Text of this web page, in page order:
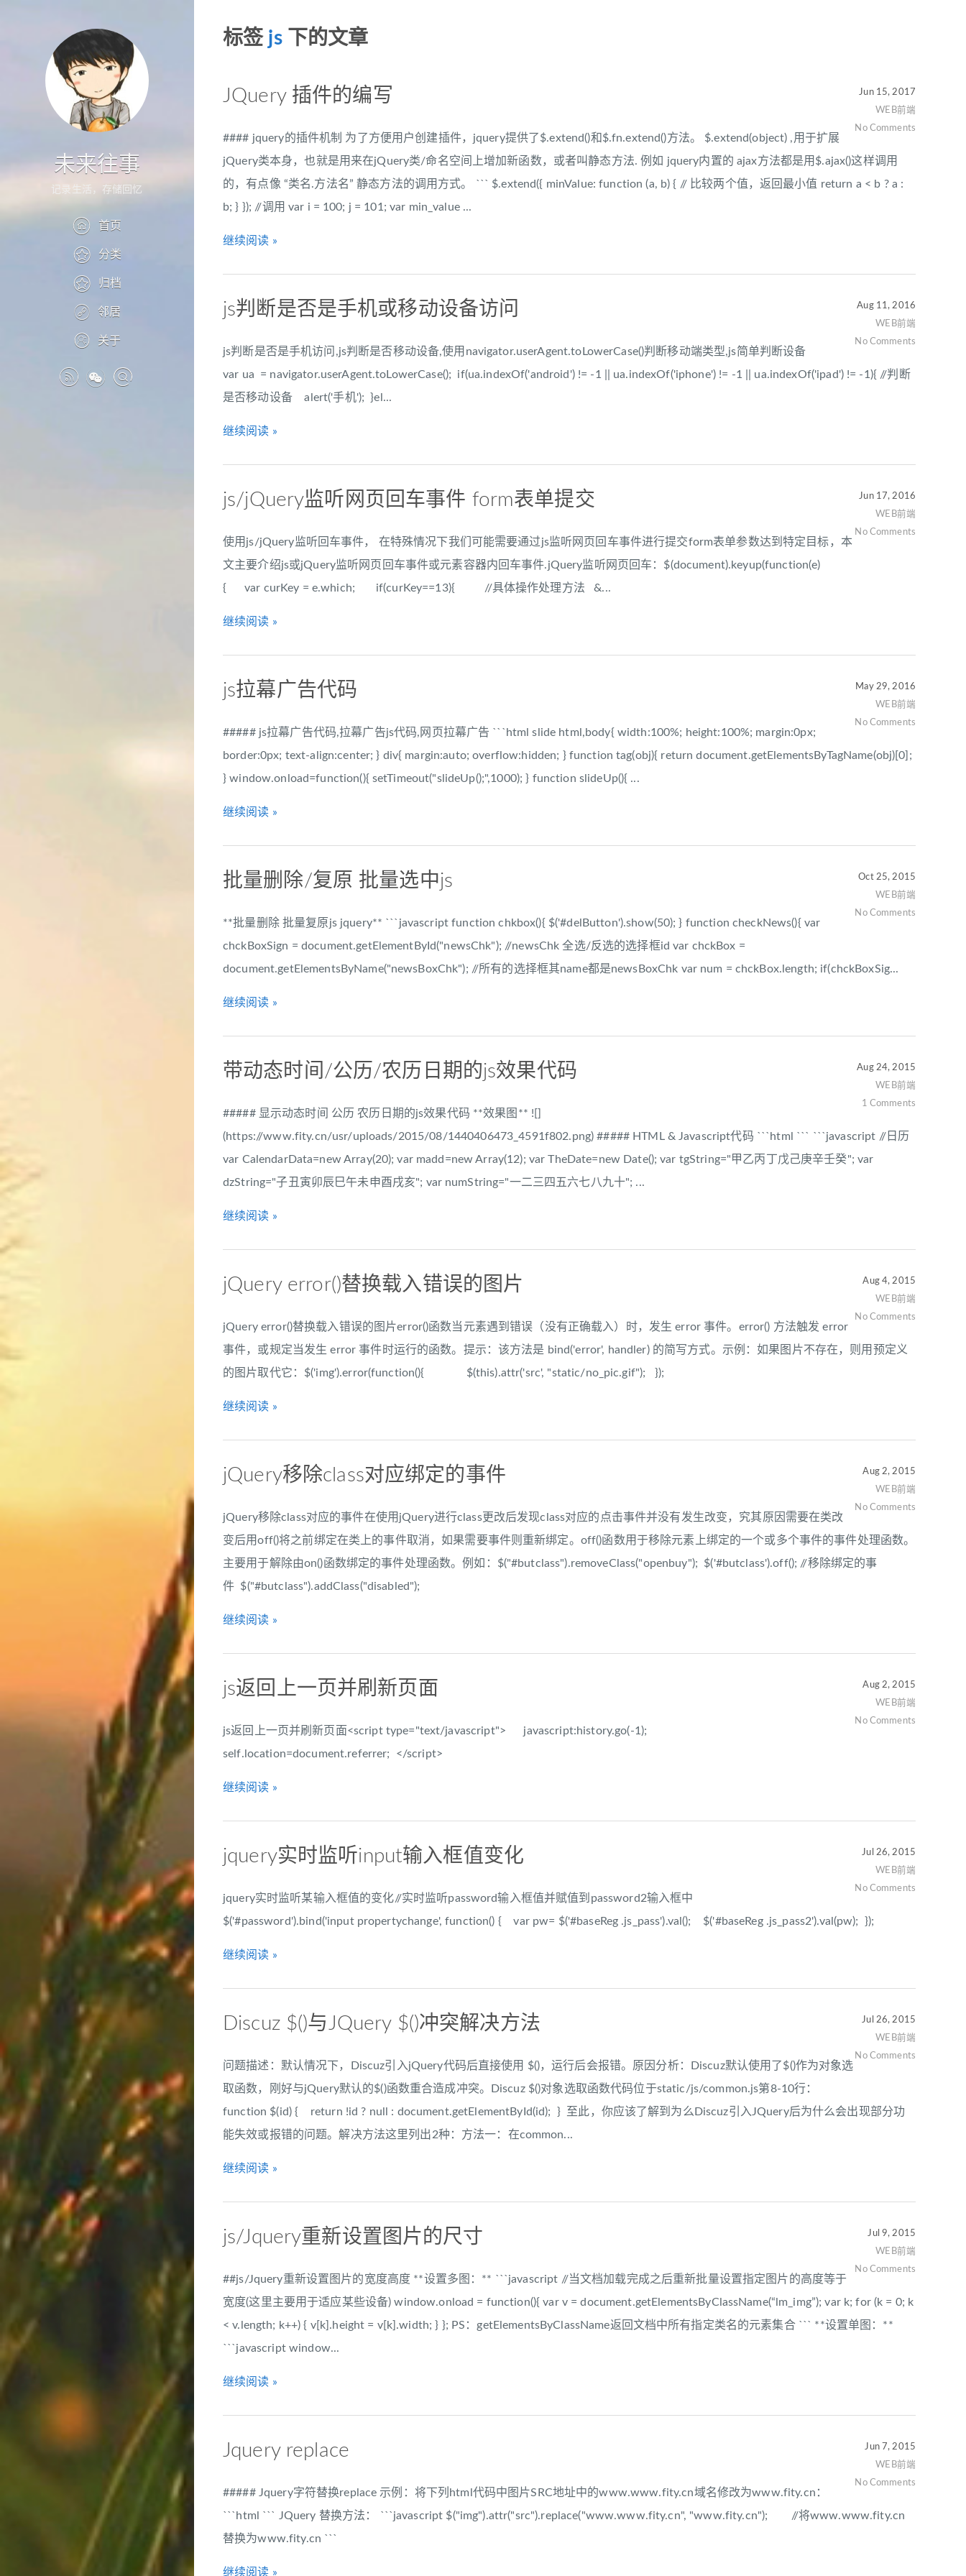
未来往事
记录生活，存储回忆
首页
分类
归档
邻居
关于
标签 js下的文章
Jun 15, 2017
WEB前端
No Comments
JQuery 插件的编写
#### jquery的插件机制 为了方便用户创建插件，jquery提供了$.extend()和$.fn.extend()方法。 $.extend(object) ,用于扩展
jQuery类本身，也就是用来在jQuery类/命名空间上增加新函数，或者叫静态方法. 例如 jquery内置的 ajax方法都是用$.ajax()这样调用
的，有点像 “类名.方法名” 静态方法的调用方式。 ``` $.extend({ minValue: function (a, b) { // 比较两个值，返回最小值 return a < b ? a :
b; } }); //调用 var i = 100; j = 101; var min_value ...
继续阅读 »
Aug 11, 2016
WEB前端
No Comments
js判断是否是手机或移动设备访问
js判断是否是手机访问,js判断是否移动设备,使用navigator.userAgent.toLowerCase()判断移动端类型,js简单判断设备
var ua = navigator.userAgent.toLowerCase(); if(ua.indexOf('android') != -1 || ua.indexOf('iphone') != -1 || ua.indexOf('ipad') != -1){ //判断
是否移动设备 alert('手机'); }el...
继续阅读 »
Jun 17, 2016
WEB前端
No Comments
js/jQuery监听网页回车事件 form表单提交
使用js/jQuery监听回车事件， 在特殊情况下我们可能需要通过js监听网页回车事件进行提交form表单参数达到特定目标，本
文主要介绍js或jQuery监听网页回车事件或元素容器内回车事件.jQuery监听网页回车：$(document).keyup(function(e)
{ var curKey = e.which; if(curKey==13){ //具体操作处理方法 &...
继续阅读 »
May 29, 2016
WEB前端
No Comments
js拉幕广告代码
##### js拉幕广告代码,拉幕广告js代码,网页拉幕广告 ```html slide html,body{ width:100%; height:100%; margin:0px;
border:0px; text-align:center; } div{ margin:auto; overflow:hidden; } function tag(obj){ return document.getElementsByTagName(obj)[0];
} window.onload=function(){ setTimeout("slideUp();",1000); } function slideUp(){ ...
继续阅读 »
Oct 25, 2015
WEB前端
No Comments
批量删除/复原 批量选中js
**批量删除 批量复原js jquery** ```javascript function chkbox(){ $('#delButton').show(50); } function checkNews(){ var
chckBoxSign = document.getElementById("newsChk"); //newsChk 全选/反选的选择框id var chckBox =
document.getElementsByName("newsBoxChk"); //所有的选择框其name都是newsBoxChk var num = chckBox.length; if(chckBoxSig...
继续阅读 »
Aug 24, 2015
WEB前端
1 Comments
带动态时间/公历/农历日期的js效果代码
##### 显示动态时间 公历 农历日期的js效果代码 **效果图** ![]
(https://www.fity.cn/usr/uploads/2015/08/1440406473_4591f802.png) ##### HTML & Javascript代码 ```html ``` ```javascript //日历
var CalendarData=new Array(20); var madd=new Array(12); var TheDate=new Date(); var tgString="甲乙丙丁戊己庚辛壬癸"; var
dzString="子丑寅卯辰巳午未申酉戌亥"; var numString="一二三四五六七八九十"; ...
继续阅读 »
Aug 4, 2015
WEB前端
No Comments
jQuery error()替换载入错误的图片
jQuery error()替换载入错误的图片error()函数当元素遇到错误（没有正确载入）时，发生 error 事件。error() 方法触发 error
事件，或规定当发生 error 事件时运行的函数。提示：该方法是 bind('error', handler) 的简写方式。示例：如果图片不存在，则用预定义
的图片取代它：$('img').error(function(){ $(this).attr('src', "static/no_pic.gif"); });
继续阅读 »
Aug 2, 2015
WEB前端
No Comments
jQuery移除class对应绑定的事件
jQuery移除class对应的事件在使用jQuery进行class更改后发现class对应的点击事件并没有发生改变，究其原因需要在类改
变后用off()将之前绑定在类上的事件取消，如果需要事件则重新绑定。off()函数用于移除元素上绑定的一个或多个事件的事件处理函数。
主要用于解除由on()函数绑定的事件处理函数。例如：$("#butclass").removeClass("openbuy"); $('#butclass').off(); //移除绑定的事
件 $("#butclass").addClass("disabled");
继续阅读 »
Aug 2, 2015
WEB前端
No Comments
js返回上一页并刷新页面
js返回上一页并刷新页面<script type="text/javascript"> javascript:history.go(-1);
self.location=document.referrer; </script>
继续阅读 »
Jul 26, 2015
WEB前端
No Comments
jquery实时监听input输入框值变化
jquery实时监听某输入框值的变化//实时监听password输入框值并赋值到password2输入框中
$('#password').bind('input propertychange', function() { var pw= $('#baseReg .js_pass').val(); $('#baseReg .js_pass2').val(pw); });
继续阅读 »
Jul 26, 2015
WEB前端
No Comments
Discuz $()与JQuery $()冲突解决方法
问题描述：默认情况下，Discuz引入jQuery代码后直接使用 $()，运行后会报错。原因分析：Discuz默认使用了$()作为对象选
取函数，刚好与jQuery默认的$()函数重合造成冲突。Discuz $()对象选取函数代码位于static/js/common.js第8-10行：
function $(id) { return !id ? null : document.getElementById(id); } 至此，你应该了解到为么Discuz引入JQuery后为什么会出现部分功
能失效或报错的问题。解决方法这里列出2种：方法一：在common...
继续阅读 »
Jul 9, 2015
WEB前端
No Comments
js/Jquery重新设置图片的尺寸
##js/Jquery重新设置图片的宽度高度 **设置多图：** ```javascript //当文档加载完成之后重新批量设置指定图片的高度等于
宽度(这里主要用于适应某些设备) window.onload = function(){ var v = document.getElementsByClassName(“lm_img”); var k; for (k = 0; k
< v.length; k++) { v[k].height = v[k].width; } }; PS：getElementsByClassName返回文档中所有指定类名的元素集合 ``` **设置单图：**
```javascript window...
继续阅读 »
Jun 7, 2015
WEB前端
No Comments
Jquery replace
##### Jquery字符替换replace 示例：将下列html代码中图片SRC地址中的www.www.fity.cn域名修改为www.fity.cn：
```html ``` JQuery 替换方法： ```javascript $("img").attr("src").replace("www.www.fity.cn", "www.fity.cn"); //将www.www.fity.cn
替换为www.fity.cn ```
继续阅读 »